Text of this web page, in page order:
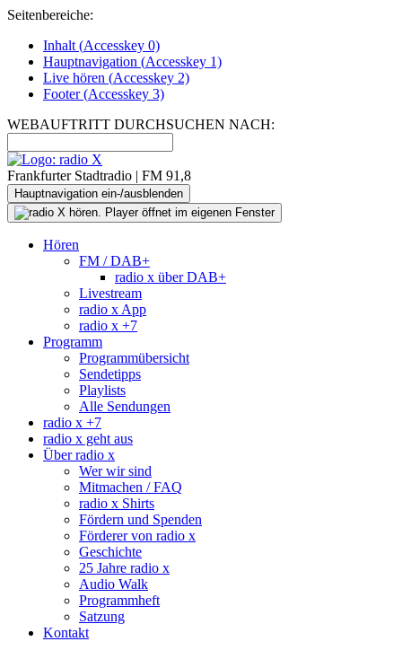
Seitenbereiche:
Inhalt (Accesskey 0)
Hauptnavigation (Accesskey 1)
Live hören (Accesskey 2)
Footer(Accesskey 3)
WEBAUFTRITT DURCHSUCHEN NACH:
Frankfurter Stadtradio | FM 91,8
Hauptnavigation ein-/ausblenden
Hören
FM / DAB+
radio x über DAB+
Livestream
radio x App
radio x +7
Programm
Programmübersicht
Sendetipps
Playlists
Alle Sendungen
radio x +7
radio x geht aus
Über radio x
Wer wir sind
Mitmachen / FAQ
radio x Shirts
Fördern und Spenden
Förderer von radio x
Geschichte
25 Jahre radio x
Audio Walk
Programmheft
Satzung
Kontakt